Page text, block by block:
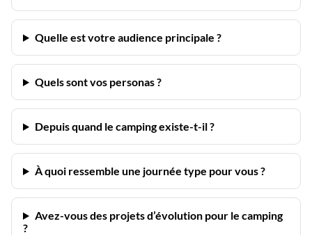
Quelle est votre audience principale ?
Quels sont vos personas ?
Depuis quand le camping existe-t-il ?
À quoi ressemble une journée type pour vous ?
Avez-vous des projets d’évolution pour le camping
?